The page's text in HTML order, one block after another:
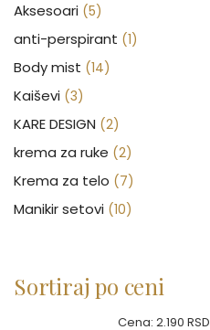
Aksesoari (5)
anti-perspirant (1)
Body mist (14)
Kaiševi (3)
KARE DESIGN (2)
krema za ruke (2)
Krema za telo (7)
Manikir setovi (10)
Nega lica (88)
Sortiraj po ceni
Cena: 2.190 RSD